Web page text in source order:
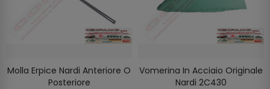
SELEZIONA OPZIONI
Molla Erpice Nardi Anteriore O
Posteriore
AGGIUNGI AL CARRELLO
Vomerina In Acciaio Originale
Nardi 2C430